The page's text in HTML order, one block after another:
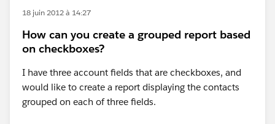
18 juin 2012 à 14:27
How can you create a grouped report based
on checkboxes?
I have three account fields that are checkboxes, and
would like to create a report displaying the contacts
grouped on each of three fields.